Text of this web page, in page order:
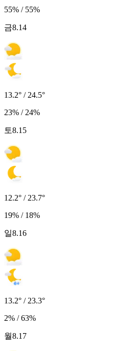
55% / 55%
금8.14
13.2° / 24.5°
23% / 24%
토8.15
12.2° / 23.7°
19% / 18%
일8.16
13.2° / 23.3°
2% / 63%
월8.17